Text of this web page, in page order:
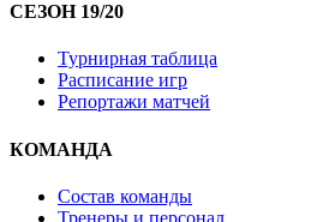
СЕЗОН 19/20
Турнирная таблица
Расписание игр
Репортажи матчей
КОМАНДА
Состав команды
Тренеры и персонал